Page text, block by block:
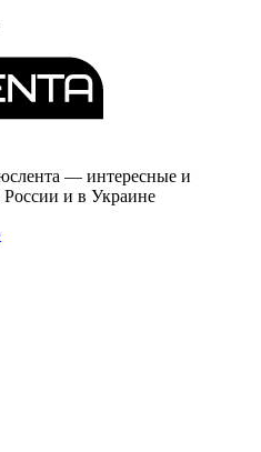
— интересные и
и в Украине